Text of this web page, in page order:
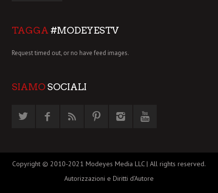
TAGGA #MODEYESTV
Request timed out, or no have feed images.
SIAMO SOCIALI
Copyright © 2010-2021 Modeyes Media LLC | All rights reserved.
Autorizzazioni e Diritti d’Autore